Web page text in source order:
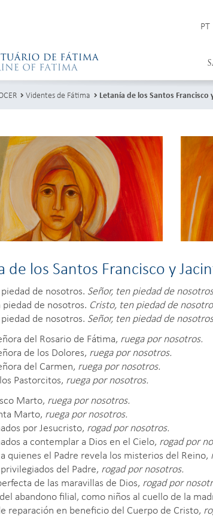
PT
Videntes de Fátima Letanía de los Santos Francisco
de los Santos Francisco y
de nosotros. Señor, ten piedad de
de nosotros. Cristo, ten piedad de
de nosotros. Señor, ten piedad de
del Rosario de Fátima, ruega por nosotros.
de los Dolores, ruega por nosotros.
del Carmen, ruega por nosotros.
Pastorcitos, ruega por nosotros.
Marto, ruega por nosotros.
Marto, ruega por nosotros.
por Jesucristo, rogad por nosotros.
a contemplar a Dios en el Cielo, rogad por
quienes el Padre revela los misterios del Reino,
del Padre, rogad por nosotros.
de las maravillas de Dios, rogad por
abandono filial, como niños al cuello de la
reparación en beneficio del Cuerpo de Cristo,